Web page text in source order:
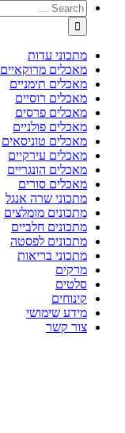
מתכוני עדות
מאכלים מרוקאיים
מאכלים תימניים
מאכלים רוסיים
מאכלים פרסים
מאכלים פולניים
מאכלים טוניסאים
מאכלים עירקיים
מאכלים הונגריים
מאכלים סורים
מתכוני שרה אנגל
מתכונים מומלצים
מתכונים חלביים
מתכונים לפסטה
מתכוני בריאות
מרקים
סלטים
קינוחים
מידע שימושי
צור קשר